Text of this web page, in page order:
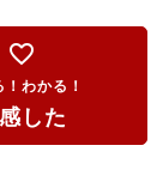
favorite_border
わかる！
した